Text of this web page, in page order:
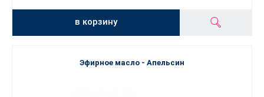
в корзину
Эфирное масло - Апельсин